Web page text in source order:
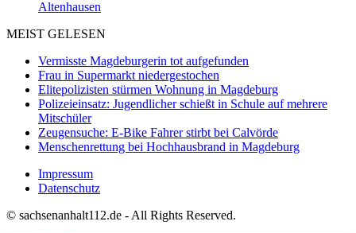
Altenhausen
MEIST GELESEN
Vermisste Magdeburgerin tot aufgefunden
Frau in Supermarkt niedergestochen
Elitepolizisten stürmen Wohnung in Magdeburg
Polizeieinsatz: Jugendlicher schießt in Schule auf mehrere
Mitschüler
Zeugensuche: E-Bike Fahrer stirbt bei Calvörde
Menschenrettung bei Hochhausbrand in Magdeburg
Impressum
Datenschutz
© sachsenanhalt112.de - All Rights Reserved.